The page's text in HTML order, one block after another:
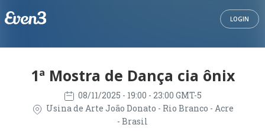
LOGIN
1ª Mostra de Dança cia ônix
08/11/2025 - 19:00 - 23:00 GMT-5
Usina de Arte João Donato - Rio Branco - Acre
- Brasil